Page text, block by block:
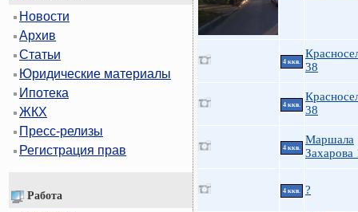
Новости
Архив
Статьи
Юридические материалы
Ипотека
ЖКХ
Пресс-релизы
Регистрация прав
Работа
4 ккв.
38
4 ккв.
38
4 ккв.
Маршала
Захарова
4 ккв. ?